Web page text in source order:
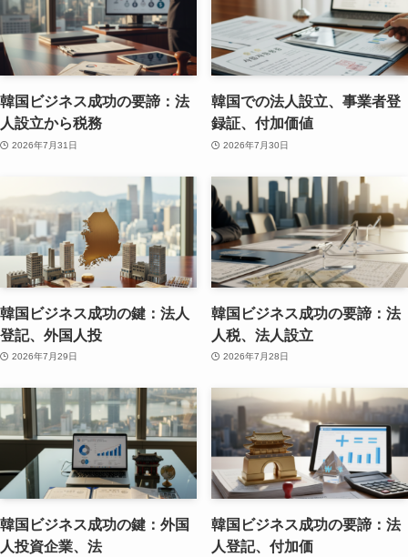
韓国ビジネス成功の要諦：法
人設立から税務
2026年7月31日
韓国での法人設立、事業者登
録証、付加価値
2026年7月30日
韓国ビジネス成功の鍵：法人
登記、外国人投
2026年7月29日
韓国ビジネス成功の要諦：法
人税、法人設立
2026年7月28日
韓国ビジネス成功の鍵：外国
人投資企業、法
韓国ビジネス成功の要諦：法
人登記、付加価